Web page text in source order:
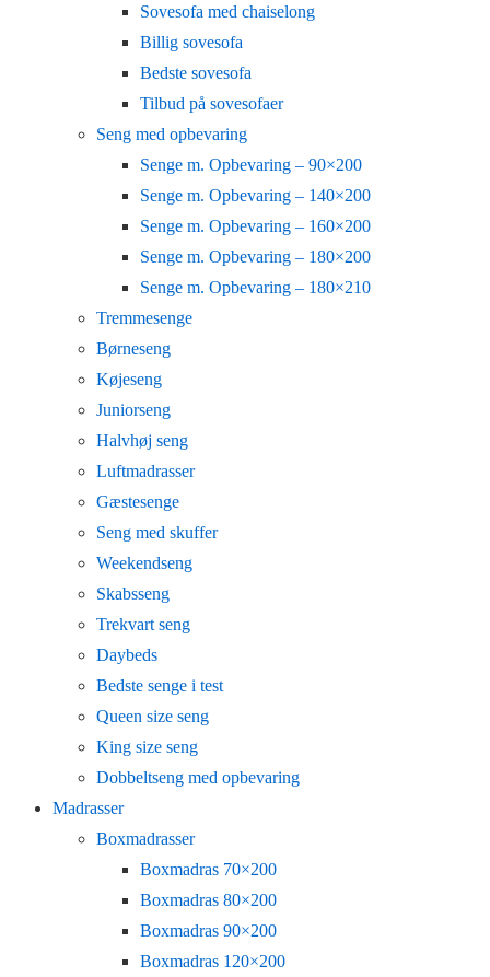
Sovesofa med chaiselong
Billig sovesofa
Bedste sovesofa
Tilbud på sovesofaer
Seng med opbevaring
Senge m. Opbevaring – 90×200
Senge m. Opbevaring – 140×200
Senge m. Opbevaring – 160×200
Senge m. Opbevaring – 180×200
Senge m. Opbevaring – 180×210
Tremmesenge
Børneseng
Køjeseng
Juniorseng
Halvhøj seng
Luftmadrasser
Gæstesenge
Seng med skuffer
Weekendseng
Skabsseng
Trekvart seng
Daybeds
Bedste senge i test
Queen size seng
King size seng
Dobbeltseng med opbevaring
Madrasser
Boxmadrasser
Boxmadras 70×200
Boxmadras 80×200
Boxmadras 90×200
Boxmadras 120×200